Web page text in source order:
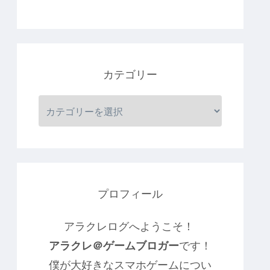
カテゴリー
プロフィール
アラクレログへようこそ！
アラクレ＠ゲームブロガーです！
僕が大好きなスマホゲームについ